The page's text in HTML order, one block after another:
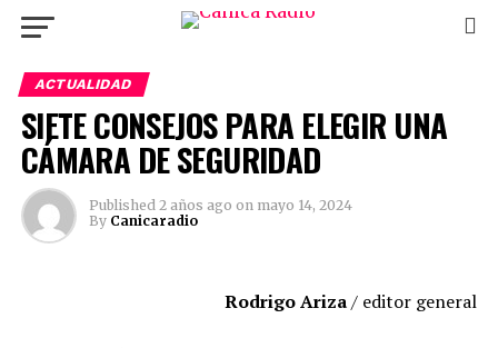
ACTUALIDAD
SIETE CONSEJOS PARA ELEGIR UNA
CÁMARA DE SEGURIDAD
Published 2 años ago on mayo 14, 2024
By Canicaradio
Rodrigo Ariza/ editor general